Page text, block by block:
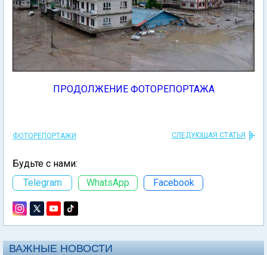
ПРОДОЛЖЕНИЕ ФОТОРЕПОРТАЖА
ФОТОРЕПОРТАЖИ СЛЕДУЮЩАЯ СТАТЬЯ
Будьте с нами:
Telegram
WhatsApp Facebook
ВАЖНЫЕ НОВОСТИ